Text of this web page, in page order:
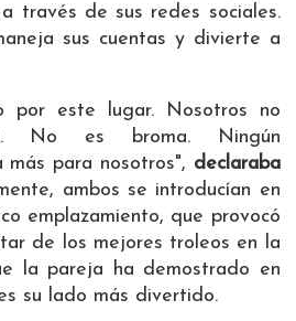
través de sus redes sociales.
sus cuentas y divierte a
por este lugar. Nosotros no
No es broma. Ningún
más para nosotros", declaraba
ambos se introducían en
emplazamiento, que provocó
de los mejores troleos en la
la pareja ha demostrado en
su lado más divertido.